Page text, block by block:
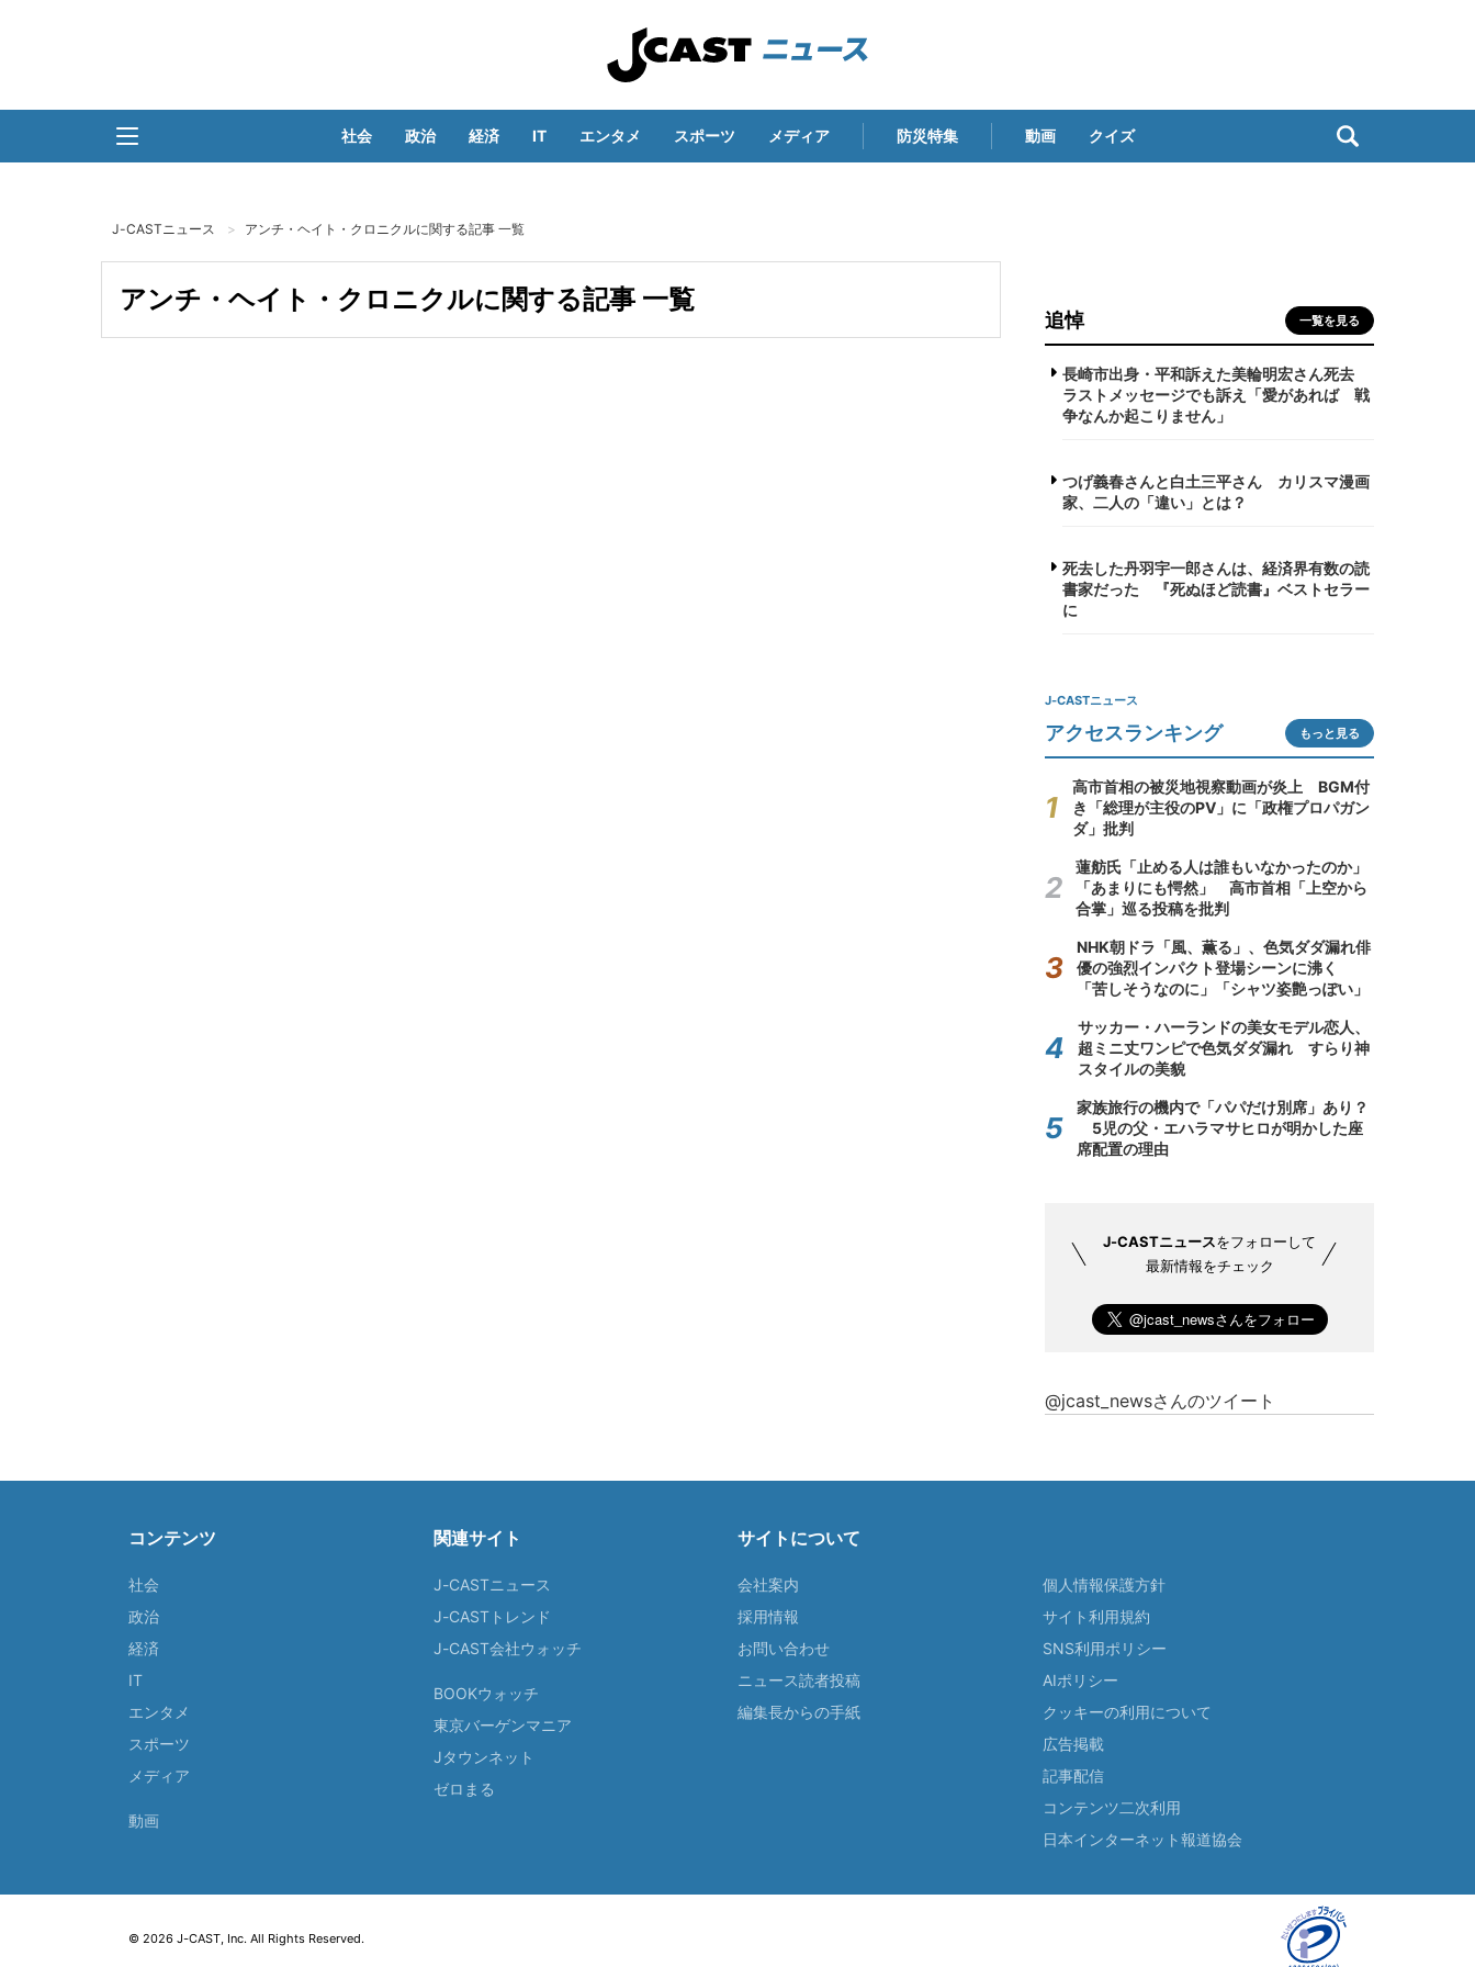
社会 政治 経済 IT エンタメ スポーツ メディア 防災特集 動画 クイズ
J-CASTニュース アンチ・ヘイト・クロニクルに関する記事 一覧
アンチ・ヘイト・クロニクルに関する記事 一覧
追悼 一覧を見る
長崎市出身・平和訴えた美輪明宏さん死去
ラストメッセージでも訴え「愛があれば 戦
争なんか起こりません」
つげ義春さんと白土三平さん カリスマ漫画
家、二人の「違い」とは？
死去した丹羽宇一郎さんは、経済界有数の読
書家だった 『死ぬほど読書』ベストセラー
に
J-CASTニュース
アクセスランキング もっと見る
高市首相の被災地視察動画が炎上 BGM付
き「総理が主役のPV」に「政権プロパガン
ダ」批判
蓮舫氏「止める人は誰もいなかったのか」
「あまりにも愕然」 高市首相「上空から
合掌」巡る投稿を批判
NHK朝ドラ「風、薫る」、色気ダダ漏れ俳
優の強烈インパクト登場シーンに沸く
「苦しそうなのに」「シャツ姿艶っぽい」
サッカー・ハーランドの美女モデル恋人、
超ミニ丈ワンピで色気ダダ漏れ すらり神
スタイルの美貌
家族旅行の機内で「パパだけ別席」あり？
5児の父・エハラマサヒロが明かした座
席配置の理由
J-CASTニュースをフォローして
最新情報をチェック
@jcast_newsさんのツイート
コンテンツ
社会
政治
経済
IT
エンタメ
スポーツ
メディア
動画
関連サイト
J-CASTニュース
J-CASTトレンド
J-CAST会社ウォッチ
BOOKウォッチ
東京バーゲンマニア
Jタウンネット
ゼロまる
サイトについて
会社案内
採用情報
お問い合わせ
ニュース読者投稿
編集長からの手紙
個人情報保護方針
サイト利用規約
SNS利用ポリシー
AIポリシー
クッキーの利用について
広告掲載
記事配信
コンテンツ二次利用
日本インターネット報道協会
© 2026 J-CAST, Inc. All Rights Reserved.